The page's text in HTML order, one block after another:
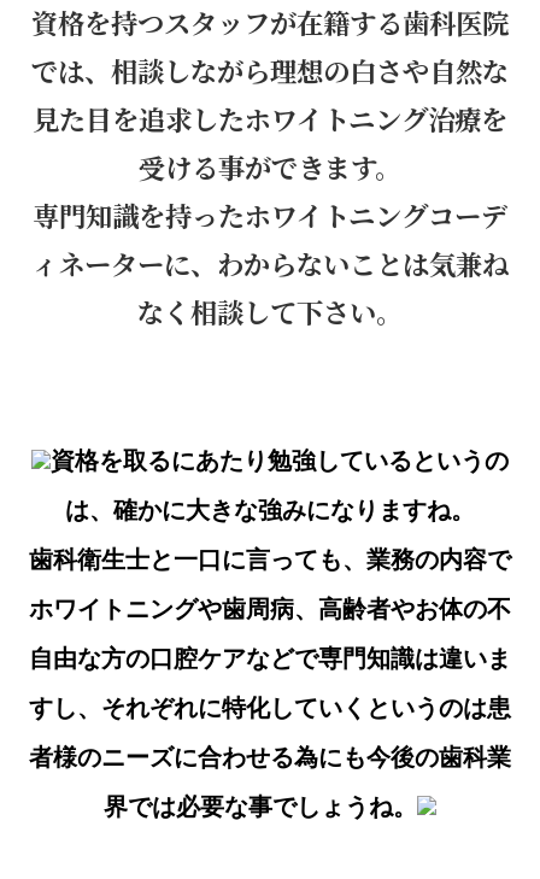
資格を持つスタッフが在籍する歯科医院
では、相談しながら理想の白さや自然な
見た目を追求したホワイトニング治療を
受ける事ができます。
専門知識を持ったホワイトニングコーデ
ィネーターに、わからないことは気兼ね
なく相談して下さい。
資格を取るにあたり勉強しているというの
は、確かに大きな強みになりますね。
歯科衛生士と一口に言っても、業務の内容で
ホワイトニングや歯周病、高齢者やお体の不
自由な方の口腔ケアなどで専門知識は違いま
すし、それぞれに特化していくというのは患
者様のニーズに合わせる為にも今後の歯科業
界では必要な事でしょうね。